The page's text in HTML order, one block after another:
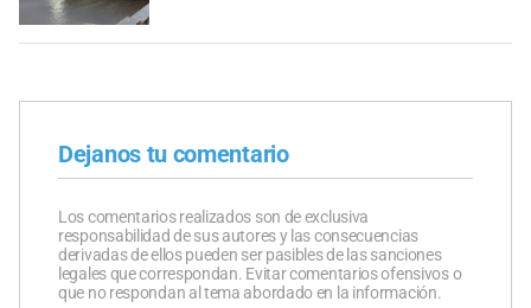
Dejanos tu comentario
Los comentarios realizados son de exclusiva
responsabilidad de sus autores y las consecuencias
derivadas de ellos pueden ser pasibles de las sanciones
legales que correspondan. Evitar comentarios ofensivos o
que no respondan al tema abordado en la información.